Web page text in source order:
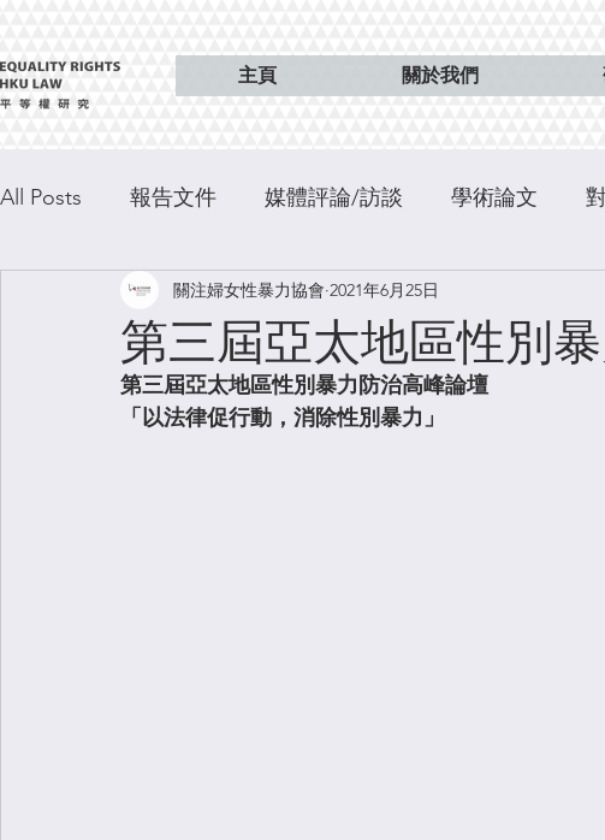
主頁 關於我們
All Posts 報告文件 媒體評論/訪談 學術論文
出版
第三屆亞太地區性別
關注婦女性暴力協會 2021年6月25日
第三屆亞太地區性別暴力防治高峰論壇
「以法律促行動，消除性別暴力」